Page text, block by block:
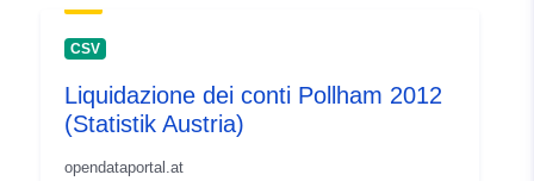
CSV
Liquidazione dei conti Pollham 2012
(Statistik Austria)
opendataportal.at